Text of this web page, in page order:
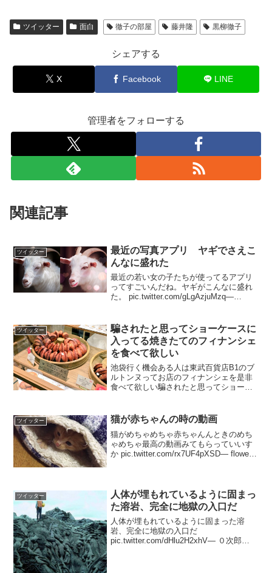
ツイッター 面白 徹子の部屋 藤井隆 黒柳徹子
シェアする
X Facebook LINE
管理者をフォローする
関連記事
ツイッター
最近の写真アプリ ヤギでさえこ
んなに盛れた
最近の若い女の子たちが使ってるアプリ
ってすごいんだね。ヤギがこんなに盛れ
た。 pic.twitter.com/gLgAzjuMzq—
ツイッター
騙されたと思ってショーケースに
入ってる焼きたてのフィナンシェ
を食べて欲しい
池袋行く機会ある人は東武百貨店B1のブ
ルトンヌってお店のフィナンシェを是非
食べて欲しい騙されたと思ってショーケ
しっとりした生地がマジで絶妙過ぎてび
っくりするぐらい美味し...
ツイッター 猫が赤ちゃんの時の動画
猫がめちゃめちゃ赤ちゃんんときのめち
ゃめちゃ最高の動画みてもらっていいす
か pic.twitter.com/rx7UF4pXSD— flower-
ツイッター
人体が埋もれているように固まっ
た溶岩、完全に地獄の入口だ
人体が埋もれているように固まった溶
岩、完全に地獄の入口だ
pic.twitter.com/dHlu2H2xhV— ０次郎